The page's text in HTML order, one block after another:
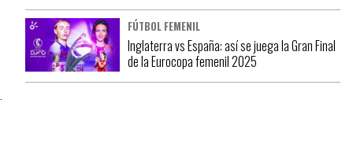
FÚTBOL FEMENIL
Inglaterra vs España: así se juega la Gran Final
de la Eurocopa femenil 2025